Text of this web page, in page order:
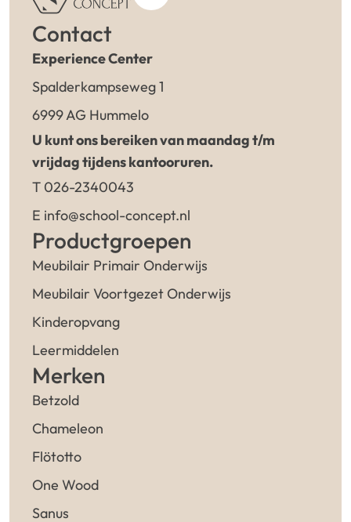
Contact
Experience Center
Spalderkampseweg 1
6999 AG Hummelo
U kunt ons bereiken van maandag t/m
vrijdag tijdens kantooruren.
T 026-2340043
E info@school-concept.nl
Productgroepen
Meubilair Primair Onderwijs
Meubilair Voortgezet Onderwijs
Kinderopvang
Leermiddelen
Merken
Betzold
Chameleon
Flötotto
One Wood
Sanus